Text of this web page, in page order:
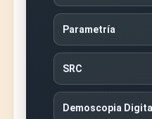
Parametría
SRC
Demoscopia Digital